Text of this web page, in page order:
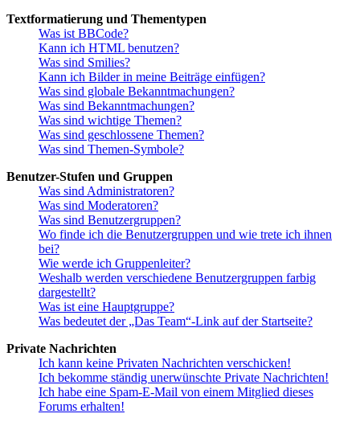
Textformatierung und Thementypen
Was ist BBCode?
Kann ich HTML benutzen?
Was sind Smilies?
Kann ich Bilder in meine Beiträge einfügen?
Was sind globale Bekanntmachungen?
Was sind Bekanntmachungen?
Was sind wichtige Themen?
Was sind geschlossene Themen?
Was sind Themen-Symbole?
Benutzer-Stufen und Gruppen
Was sind Administratoren?
Was sind Moderatoren?
Was sind Benutzergruppen?
Wo finde ich die Benutzergruppen und wie trete ich ihnen
bei?
Wie werde ich Gruppenleiter?
Weshalb werden verschiedene Benutzergruppen farbig
dargestellt?
Was ist eine Hauptgruppe?
Was bedeutet der „Das Team“-Link auf der Startseite?
Private Nachrichten
Ich kann keine Privaten Nachrichten verschicken!
Ich bekomme ständig unerwünschte Private Nachrichten!
Ich habe eine Spam-E-Mail von einem Mitglied dieses
Forums erhalten!